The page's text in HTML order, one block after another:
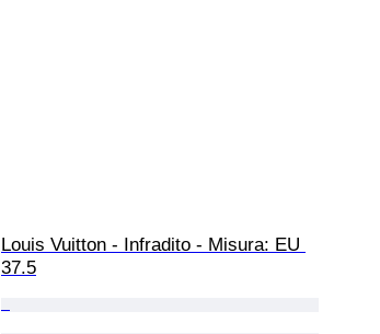
Louis Vuitton - Infradito - Misura: EU
37.5